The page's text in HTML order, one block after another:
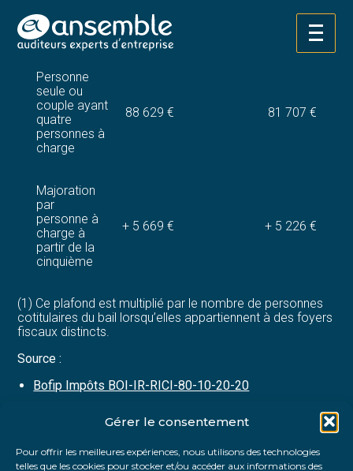
Gérer le consentement
Pour offrir les meilleures expériences, nous utilisons des technologies
telles que les cookies pour stocker et/ou accéder aux informations des
Aller
au
personnes à
charge
Personne
seule ou
couple ayant
quatre
personnes à
charge
88 629 € 81 707 €
Majoration
par
personne à
charge à
partir de la
cinquième
+ 5 669 € + 5 226 €
(1) Ce plafond est multiplié par le nombre de personnes
cotitulaires du bail lorsqu’elles appartiennent à des foyers
fiscaux distincts.
Source :
Bofip Impôts BOI-IR-RICI-80-10-20-20